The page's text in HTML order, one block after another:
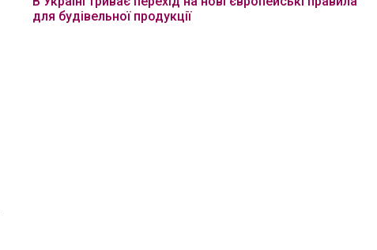
для будівельної продукції